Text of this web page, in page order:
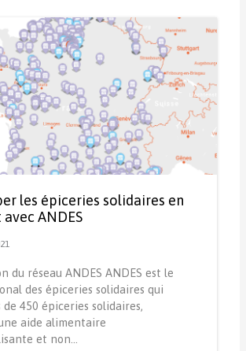
les épiceries solidaires en
avec ANDES
du réseau ANDES ANDES est le
des épiceries solidaires qui
450 épiceries solidaires,
aide alimentaire
et non…